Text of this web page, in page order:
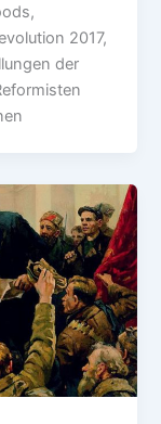
2017,
der